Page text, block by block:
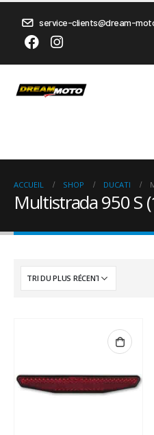
service-clients@dream-
ACCUEIL SHOP DUCATI
Multistrada 950 S